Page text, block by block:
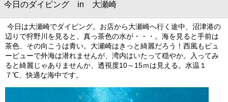
会員限定ツアー
ミニツアー
ビッグツアー
イベント
お客様の声
今日のダイビング in 大瀬崎
今日は大瀬崎でダイビング。お店から大瀬崎へ行く途中、沼津港の
辺りで狩野川を見ると、真っ茶色の水が・・・。海を見ると手前は
茶色、その向こうは青い。大瀬崎はきっと綺麗だろう！西風もピュ
ーピューで外海は潜れませんが、湾内はいたって穏やか。入ってみ
ると綺麗じゃありませんか、透視度10～15ｍは見える。水温１
７℃、快適な海中です。